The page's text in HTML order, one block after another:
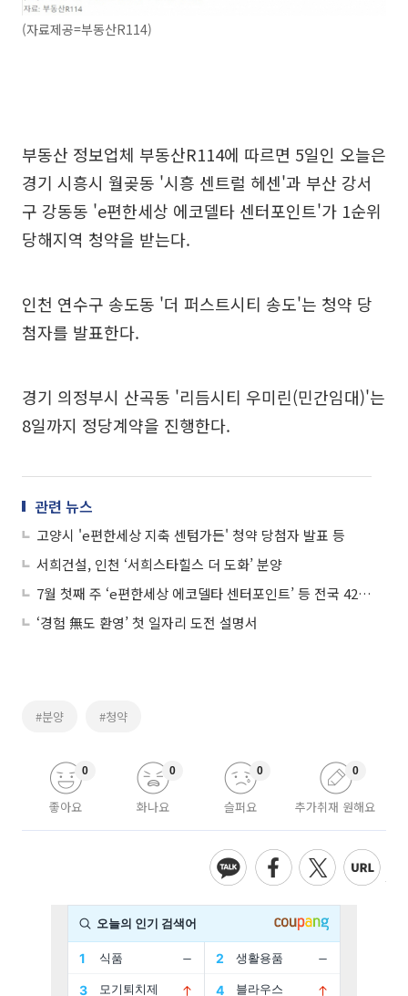
(자료제공=부동산R114)
부동산 정보업체 부동산R114에 따르면 5일인 오늘은
경기 시흥시 월곶동 '시흥 센트럴 헤센'과 부산 강서
구 강동동 'e편한세상 에코델타 센터포인트'가 1순위
당해지역 청약을 받는다.
인천 연수구 송도동 '더 퍼스트시티 송도'는 청약 당
첨자를 발표한다.
경기 의정부시 산곡동 '리듬시티 우미린(민간임대)'는
8일까지 정당계약을 진행한다.
관련 뉴스
고양시 'e편한세상 지축 센텀가든' 청약 당첨자 발표 등
서희건설, 인천 ‘서희스타힐스 더 도화’ 분양
7월 첫째 주 ‘e편한세상 에코델타 센터포인트’ 등 전국 4253가구 분양
‘경험 無도 환영’ 첫 일자리 도전 설명서
#분양 #청약
좋아요
0
화나요
0
슬퍼요
0
추가취재 원해요
0